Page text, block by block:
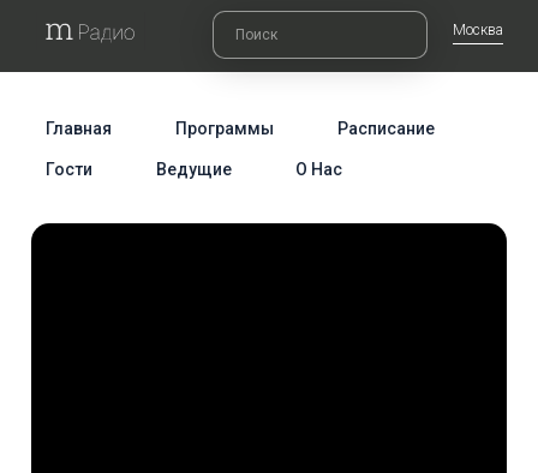
Москва
Главная Программы Расписание
Гости Ведущие О Нас